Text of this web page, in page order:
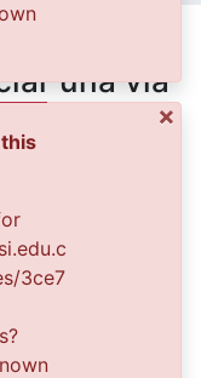
una vía
hombre en
para la
×
3ce7